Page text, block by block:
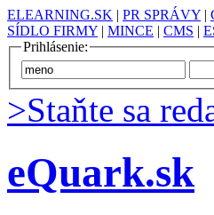
ELEARNING.SK | PR SPRÁVY |
SÍDLO FIRMY | MINCE | CMS |
Prihlásenie:
>Staňte sa
eQuark.sk